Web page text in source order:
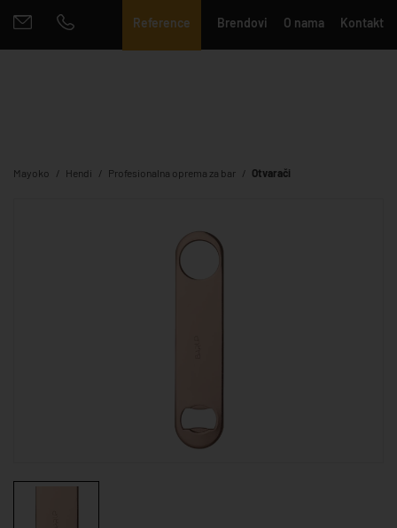
Reference Brendovi O nama Kontakt
Mayoko Hendi Profesionalna oprema za bar Otvarači